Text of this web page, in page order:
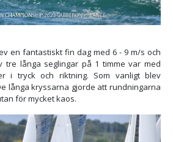
en fantastiskt fin dag med 6 - 9 m/s och
långa seglingar på 1 timme var med
i tryck och riktning. Som vanligt blev
långa kryssarna gjorde att rundningarna
för mycket kaos.